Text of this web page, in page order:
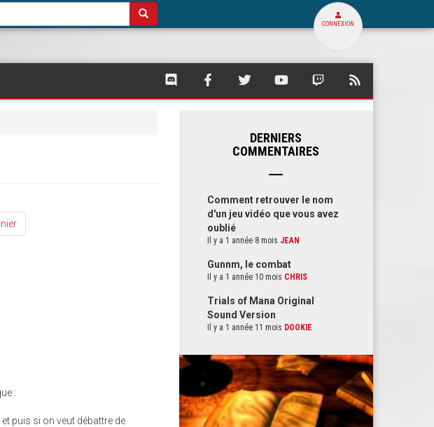
CONNEXION
SQUARE
SQUARE SQUARE SQUARE SQUARE
:
puis si on veut débattre de
DERNIERS
COMMENTAIRES
Comment retrouver le nom
d'un jeu vidéo que vous avez
oublié
Il y a 1 année 8 mois JEAN
Gunnm, le combat
Il y a 1 année 10 mois CHRIS
Trials of Mana Original
Sound Version
Il y a 1 année 11 mois DOOKIE